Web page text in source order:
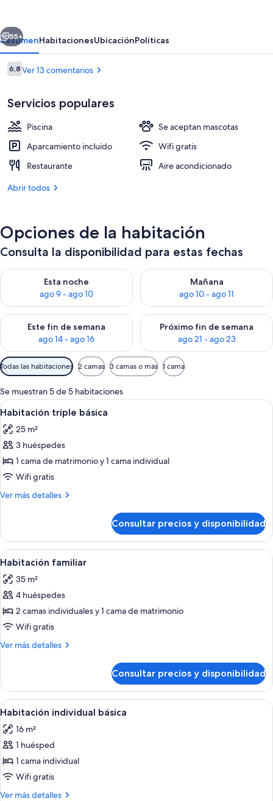
Interior
Siguiente
55+
ResumenHabitacionesUbicaciónPolíticas
Comentarios
6,86,8 de 10
Ver 13 comentarios
Servicios populares
Piscina
Se aceptan mascotas
Aparcamiento incluido
Wifi gratis
Restaurante
Aire acondicionado
Abrir todos
Opciones de la habitación
Consulta la disponibilidad para estas fechas
Esta noche
ago 9 - ago 10
Consulta la disponibilidad para esta noche, ago 9 - ago 10
Mañana
ago 10 - ago 11
Consulta la disponibilidad
Este fin de semana
ago 14 - ago 16
Consulta la disponibilidad para este fin de semana, ago 14 -
Próximo fin de semana
ago 21 - ago 23
Consulta la disponibilidad
Filtros
disponibles
para
las
habitaciones
Todas las habitaciones 2 camas 3 camas o más 1 cama
Se muestran 5 de 5 habitaciones
Abrir
todas
las
fotos
de
Habitación
triple
Un dormitorio moderno con una
6
Habitación triple básica
25 m²
3 huéspedes
1 cama de matrimonio y 1 cama individual
Wifi gratis
Ver más detalles
Más
triple
básica
Consultar precios y disponibilidad
Abrir
todas
las
fotos
de
Habitación
familiar
Una habitación de hotel con cama,
8
Habitación familiar
35 m²
4 huéspedes
2 camas individuales y 1 cama de matrimonio
Wifi gratis
Ver más detalles
Más
familiar
Consultar precios y disponibilidad
Abrir
todas
las
fotos
de
Habitación
individual
Una laptop sobre una mesa con un
6
Habitación individual básica
16 m²
1 huésped
1 cama individual
Wifi gratis
Ver más detalles
Más